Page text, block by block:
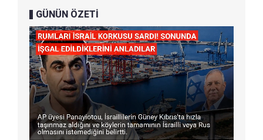
GÜNÜN ÖZETİ